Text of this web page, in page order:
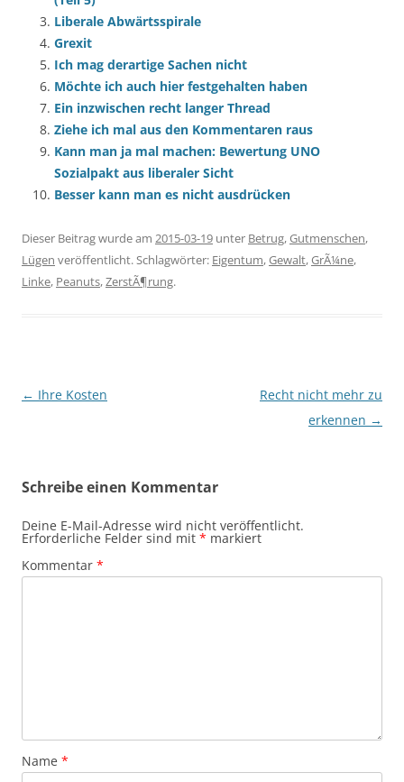
Liberale Abwärtsspirale
Grexit
Ich mag derartige Sachen nicht
Möchte ich auch hier festgehalten haben
Ein inzwischen recht langer Thread
Ziehe ich mal aus den Kommentaren raus
Kann man ja mal machen: Bewertung UNO
Sozialpakt aus liberaler Sicht
Besser kann man es nicht ausdrücken
Dieser Beitrag wurde am 2015-03-19 unter Betrug,Gutmenschen,
Lügen veröffentlicht. Schlagwörter: Eigentum,Gewalt,GrÃ¼ne,
Linke, Peanuts,ZerstÃ¶rung.
Beitragsnavigation
← Ihre Kosten
Recht nicht mehr zu
erkennen →
Schreibe einen Kommentar
Deine E-Mail-Adresse wird nicht veröffentlicht.
Erforderliche Felder sind mit * markiert
Kommentar *
Name *